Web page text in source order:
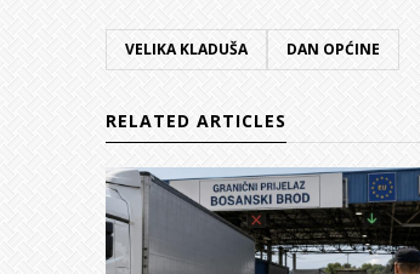
VELIKA KLADUŠA DAN OPĆINE
RELATED ARTICLES